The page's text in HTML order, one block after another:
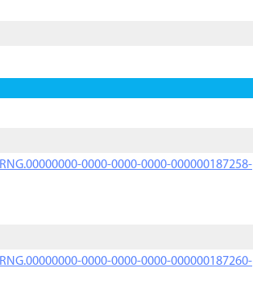
0000-0000-0000-000000187258-
0000-0000-0000-000000187260-